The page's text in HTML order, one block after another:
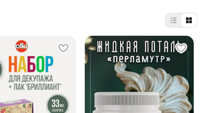
Выбор типа